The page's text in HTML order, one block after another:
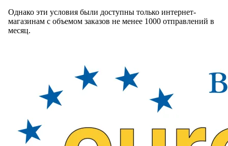
Однако эти условия были доступны только интернет-
магазинам с объемом заказов не менее 1000 отправлений в
месяц.